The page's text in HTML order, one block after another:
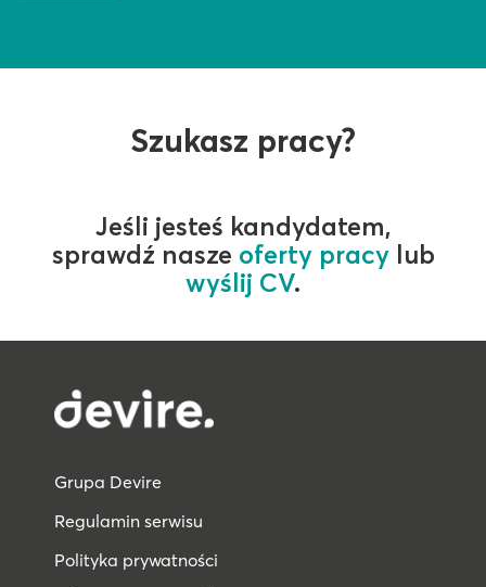
Szukasz pracy?
Jeśli jesteś kandydatem,
sprawdź nasze oferty pracylub
wyślij CV.
Grupa Devire
Regulamin serwisu
Polityka prywatności